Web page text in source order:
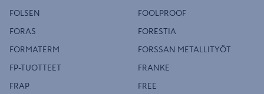
FOLSEN FOOLPROOF
FORAS FORESTIA
FORMATERM FORSSAN METALLITYÖT
FP-TUOTTEET FRANKE
FRAP FREE